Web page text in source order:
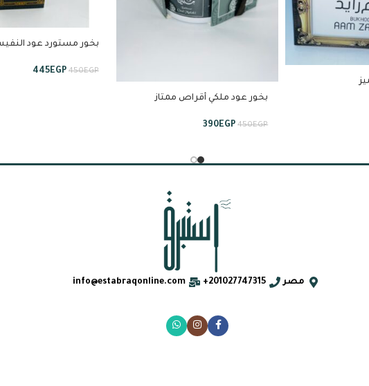
بخور عود ملكي أقراص ممتاز
450EGP
390EGP
بخور مستورد عود
450EGP
445EGP
مصر 201027747315+
info@estabraqonline.com